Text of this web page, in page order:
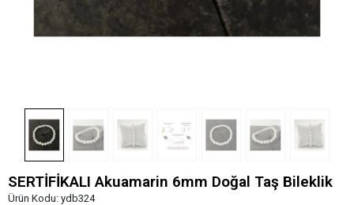
SERTİFİKALI Akuamarin 6mm Doğal Taş Bileklik
Ürün Kodu: ydb324